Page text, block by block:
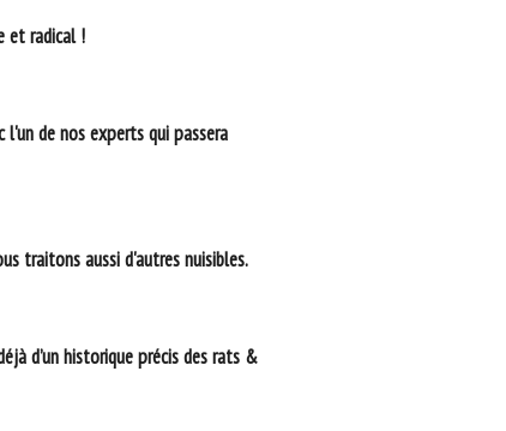
et radical !
de nos experts qui passera
traitons aussi d'autres nuisibles.
d’un historique précis des rats &